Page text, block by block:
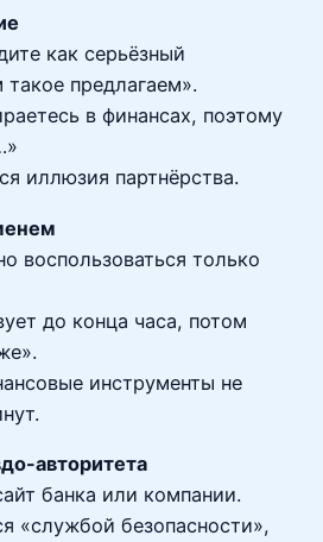
как серьёзный
такое предлагаем».
в финансах, поэтому
иллюзия партнёрства.
воспользоваться только
до конца часа, потом
инструменты не
авторитета
банка или компании.
«службой безопасности»,